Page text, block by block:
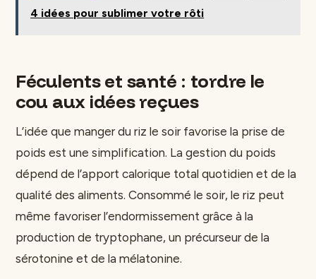
4 idées pour sublimer votre rôti
Féculents et santé : tordre le
cou aux idées reçues
L’idée que manger du riz le soir favorise la prise de
poids est une simplification. La gestion du poids
dépend de l’apport calorique total quotidien et de la
qualité des aliments. Consommé le soir, le riz peut
même favoriser l’endormissement grâce à la
production de tryptophane, un précurseur de la
sérotonine et de la mélatonine.